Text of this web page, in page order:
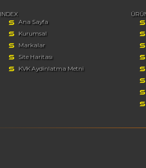
INDEX
Ana Sayfa
Kurumsal
Markalar
Site Haritası
KVK Aydinlatma Metni